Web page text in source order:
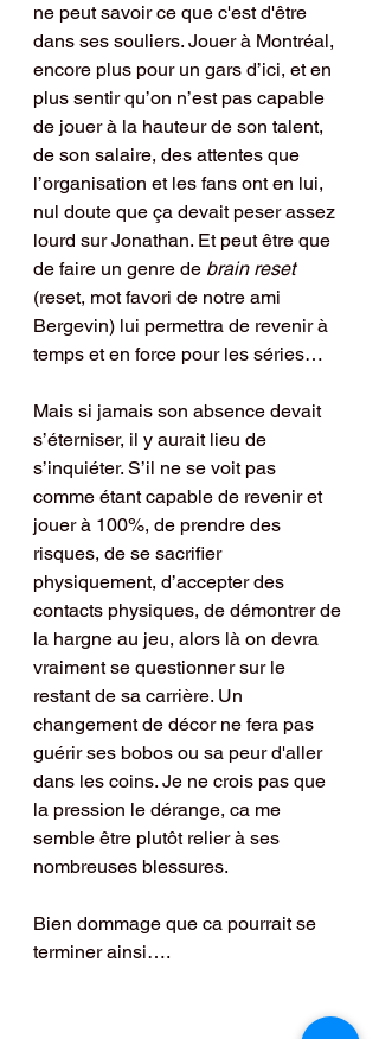
ne peut savoir ce que c'est d'être
dans ses souliers. Jouer à Montréal,
encore plus pour un gars d’ici, et en
plus sentir qu’on n’est pas capable
de jouer à la hauteur de son talent,
de son salaire, des attentes que
l’organisation et les fans ont en lui,
nul doute que ça devait peser assez
lourd sur Jonathan. Et peut être que
de faire un genre de brain reset
(reset, mot favori de notre ami
Bergevin) lui permettra de revenir à
temps et en force pour les séries…
Mais si jamais son absence devait
s’éterniser, il y aurait lieu de
s’inquiéter. S’il ne se voit pas
comme étant capable de revenir et
jouer à 100%, de prendre des
risques, de se sacrifier
physiquement, d’accepter des
contacts physiques, de démontrer de
la hargne au jeu, alors là on devra
vraiment se questionner sur le
restant de sa carrière. Un
changement de décor ne fera pas
guérir ses bobos ou sa peur d'aller
dans les coins. Je ne crois pas que
la pression le dérange, ca me
semble être plutôt relier à ses
nombreuses blessures.
Bien dommage que ca pourrait se
terminer ainsi….